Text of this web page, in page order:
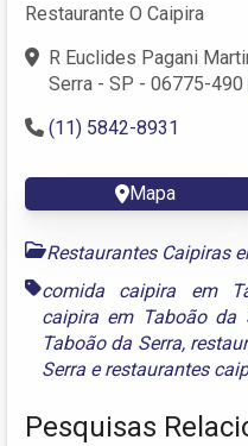
Restaurante O Caipira
R Euclides Pagani
Serra - SP - 06775-490
(11) 5842-8931
Mapa
Restaurantes Caipiras
comida caipira em
caipira em Taboão da
Taboão da Serra,
Serra erestaurantes
Pesquisas